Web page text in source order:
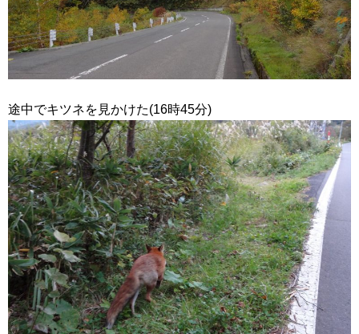
途中でキツネを見かけた(16時45分)